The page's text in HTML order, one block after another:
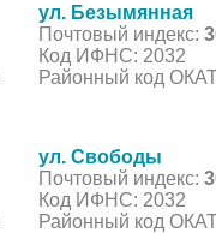
ул. Безымянная
Почтовый индекс:
Код ИФНС: 2032
Районный код
ул. Свободы
Почтовый индекс:
Код ИФНС: 2032
Районный код